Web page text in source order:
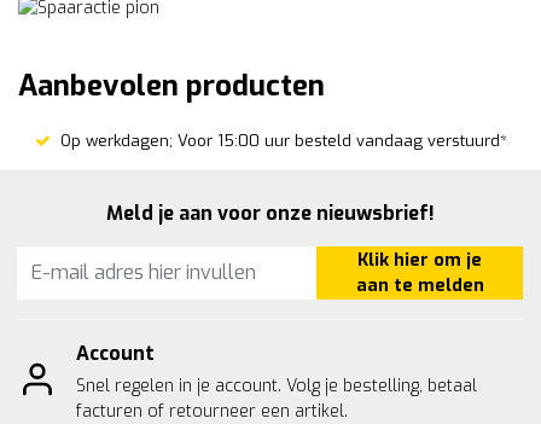
Aanbevolen producten
Op werkdagen; Voor 15:00 uur besteld vandaag verstuurd*
Meld je aan voor onze nieuwsbrief!
Klik hier om je
aan te melden
Account
Snel regelen in je account. Volg je bestelling, betaal
facturen of retourneer een artikel.